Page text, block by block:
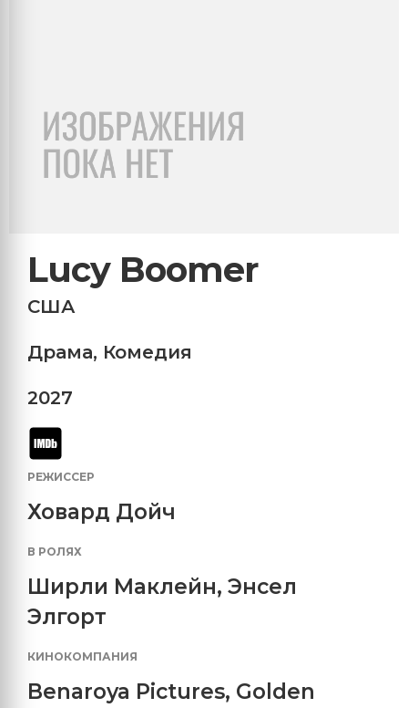
Lucy Boomer
США
Драма, Комедия
2027
РЕЖИССЕР
Ховард Дойч
В РОЛЯХ
Ширли Маклейн, Энсел
Элгорт
КИНОКОМПАНИЯ
Benaroya Pictures, Golden